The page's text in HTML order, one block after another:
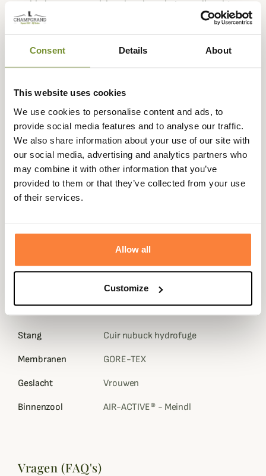
Consent Details About
This website uses cookies
We use cookies to personalise content and ads, to
provide social media features and to analyse our traffic.
We also share information about your use of our site with
our social media, advertising and analytics partners who
may combine it with other information that you’ve
provided to them or that they’ve collected from your use
of their services.
Allow all
Customize
en bieden compromisloze bescherming voor die echt
koude, regenachtige winterdagen. Naast de zachte,
warme wol en polyester voering biedt het waterdichte
Gore-Tex Insulated Comfort Footwear membraan extra
Met de Sondrio Lady GTX heeft Meindl een warme
winterlaars gecreëerd met een klassieke, tijdloze styling
voor dames. Je geniet van goede grip met de rubberen
zool van Meindl en goede ondersteuning van je enkels
dankzij het ongeveer 14 cm hoge bovenwerk. Het gewicht
is met ongeveer 580 gram per schoen relatief redelijk om
vermoeidheid van de voeten te voorkomen.
Gegevensblad
Stengelhoogte
Doublure
Kleuren Bruin
Stang Cuir nubuck hydrofuge
Membranen GORE-TEX
Geslacht Vrouwen
Binnenzool AIR-ACTIVE® - Meindl
Vragen (FAQ's)